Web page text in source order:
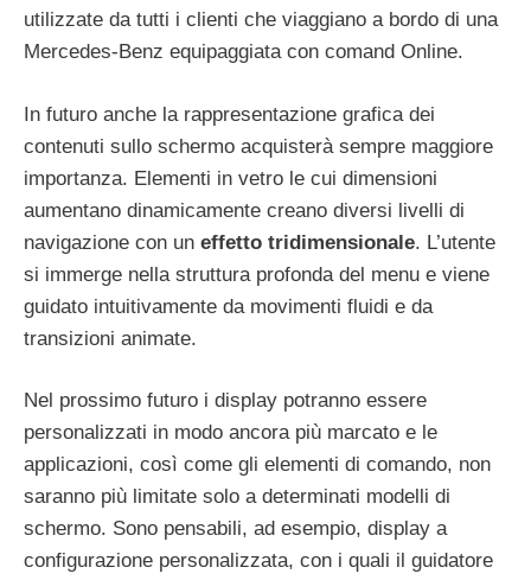
utilizzate da tutti i clienti che viaggiano a bordo di una
Mercedes-Benz equipaggiata con comand Online.
In futuro anche la rappresentazione grafica dei
contenuti sullo schermo acquisterà sempre maggiore
importanza. Elementi in vetro le cui dimensioni
aumentano dinamicamente creano diversi livelli di
navigazione con un effetto tridimensionale. L’utente
si immerge nella struttura profonda del menu e viene
guidato intuitivamente da movimenti fluidi e da
transizioni animate.
Nel prossimo futuro i display potranno essere
personalizzati in modo ancora più marcato e le
applicazioni, così come gli elementi di comando, non
saranno più limitate solo a determinati modelli di
schermo. Sono pensabili, ad esempio, display a
configurazione personalizzata, con i quali il guidatore